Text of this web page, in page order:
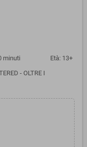
40 minuti Età: 13+
- OLTRE I